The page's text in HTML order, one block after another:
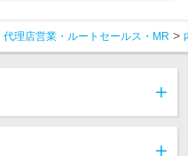
代理店営業・ルートセールス・MR